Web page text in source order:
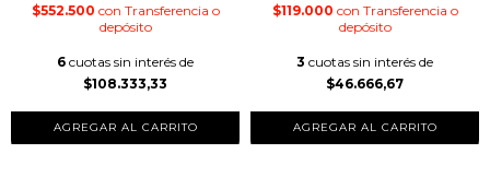
$552.500 con Transferencia o
depósito
6 cuotas sin interés de
$108.333,33
$119.000 con Transferencia o
depósito
3 cuotas sin interés de
$46.666,67